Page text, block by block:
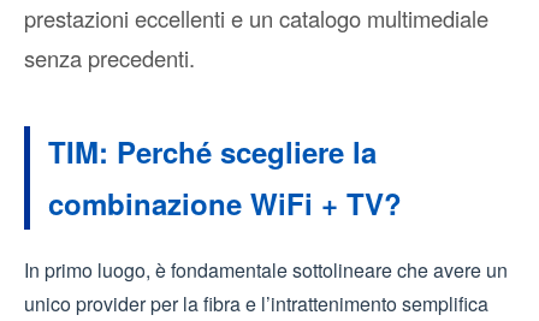
prestazioni eccellenti e un catalogo multimediale
senza precedenti.
TIM: Perché scegliere la
combinazione WiFi + TV?
In primo luogo, è fondamentale sottolineare che avere un
unico provider per la fibra e l’intrattenimento semplifica